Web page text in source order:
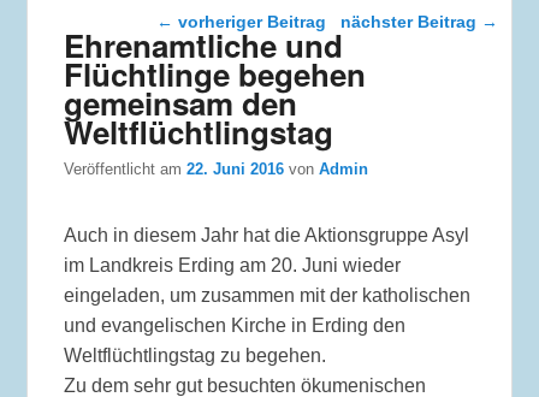
Beitragsnavigation
← vorheriger Beitrag nächster Beitrag →
Ehrenamtliche und
Flüchtlinge begehen
gemeinsam den
Weltflüchtlingstag
Veröffentlicht am22. Juni 2016 vonAdmin
Auch in diesem Jahr hat die Aktionsgruppe Asyl
im Landkreis Erding am 20. Juni wieder
eingeladen, um zusammen mit der katholischen
und evangelischen Kirche in Erding den
Weltflüchtlingstag zu begehen.
Zu dem sehr gut besuchten ökumenischen